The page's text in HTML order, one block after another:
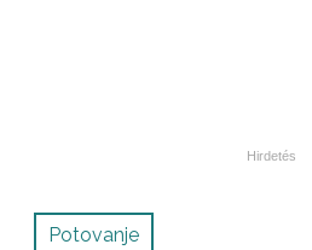
Potovanje